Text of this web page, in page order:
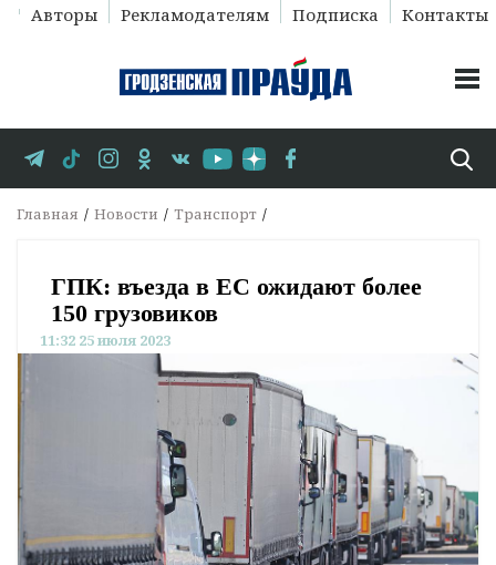
Авторы Рекламодателям Подписка Контакты
Главная Новости Транспорт
ГПК: въезда в ЕС ожидают более
150 грузовиков
11:32 25 июля 2023